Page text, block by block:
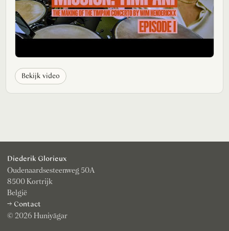
Bekijk video
Diederik Glorieux
Oudenaardsesteenweg 50A
8500 Kortrijk
België
→ Contact
© 2026 Huniyāgar